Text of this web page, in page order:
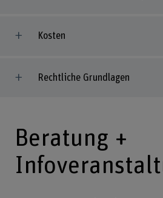
Kosten
Rechtliche Grundlagen
Beratung +